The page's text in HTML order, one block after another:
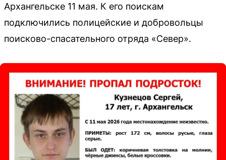
Архангельске 11 мая. К его поискам
подключились полицейские и добровольцы
поисково-спасательного отряда «Север».